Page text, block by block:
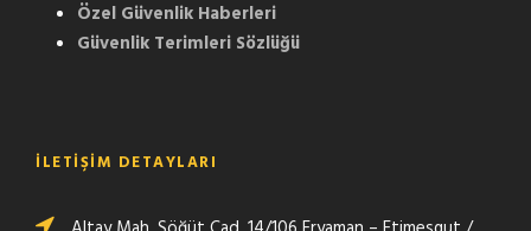
Özel Güvenlik Haberleri
Güvenlik Terimleri Sözlüğü
İLETİŞİM DETAYLARI